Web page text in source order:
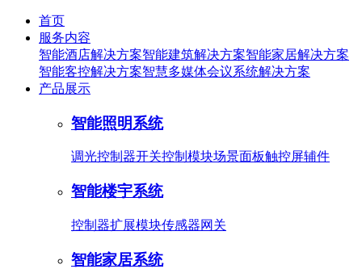
首页
服务内容
智能酒店解决方案智能建筑解决方案智能家居解决方案
智能客控解决方案智慧多媒体会议系统解决方案
产品展示
智能照明系统
调光控制器开关控制模块场景面板触控屏辅件
智能楼宇系统
控制器扩展模块传感器网关
智能家居系统